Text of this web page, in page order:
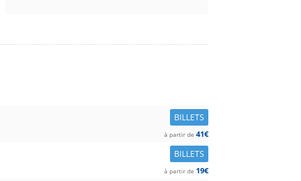
BILLETS
à partir de 41€
BILLETS
à partir de 19€